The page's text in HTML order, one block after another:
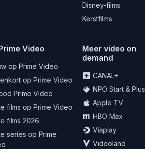
Disney-films
Kerstfilms
Video
op Prime Video
op Prime Video
Prime Video
films op Prime Video
films 2026
series op Prime
Meer video on
demand
CANAL+
NPO Start & Plus
Apple TV
HBO Max
Viaplay
Videoland